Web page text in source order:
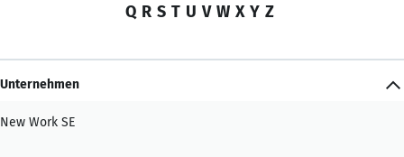
Q R S T U V W X Y Z
Unternehmen
New Work SE